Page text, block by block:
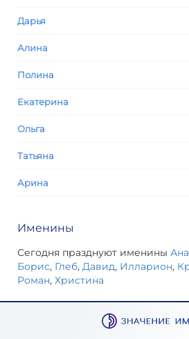
Дарья
Алина
Полина
Екатерина
Ольга
Татьяна
Арина
Именины
Сегодня празднуют именины
Борис, Глеб, Давид, Илларион,
Роман, Христина